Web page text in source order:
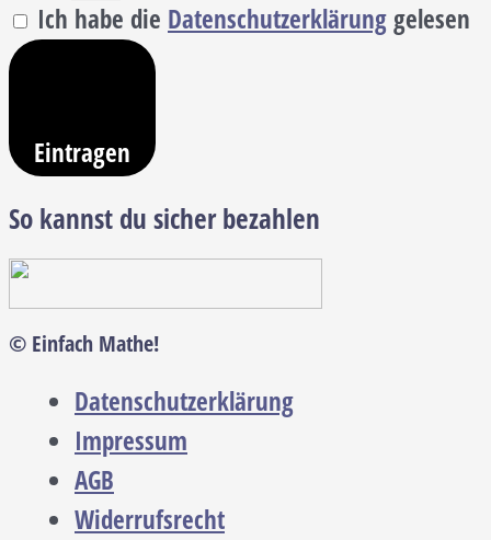
Ich habe die Datenschutzerklärung gelesen
Eintragen
So kannst du sicher bezahlen
© Einfach Mathe!
Datenschutzerklärung
Impressum
AGB
Widerrufsrecht